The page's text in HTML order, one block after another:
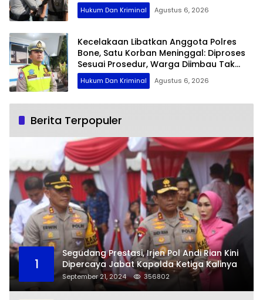
Hukum Dan Kriminal Agustus 6, 2026
Kecelakaan Libatkan Anggota Polres
Bone, Satu Korban Meninggal: Diproses
Sesuai Prosedur, Warga Diimbau Tak
Berspekulasi
Hukum Dan Kriminal Agustus 6, 2026
Berita Terpopuler
1
Segudang Prestasi, Irjen Pol Andi Rian Kini
Dipercaya Jabat Kapolda Ketiga Kalinya
September 21, 2024 356802